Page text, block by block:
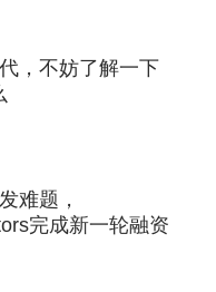
，不妨了解一下
难题，
完成新一轮融资